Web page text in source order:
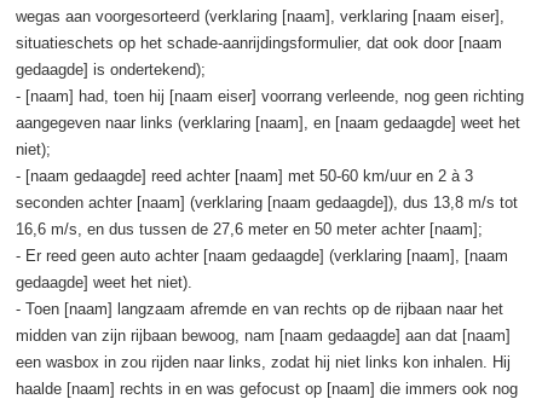
wegas aan voorgesorteerd (verklaring [naam], verklaring [naam eiser],
situatieschets op het schade-aanrijdingsformulier, dat ook door [naam
gedaagde] is ondertekend);
- [naam] had, toen hij [naam eiser] voorrang verleende, nog geen richting
aangegeven naar links (verklaring [naam], en [naam gedaagde] weet het
niet);
- [naam gedaagde] reed achter [naam] met 50-60 km/uur en 2 à 3
seconden achter [naam] (verklaring [naam gedaagde]), dus 13,8 m/s tot
16,6 m/s, en dus tussen de 27,6 meter en 50 meter achter [naam];
- Er reed geen auto achter [naam gedaagde] (verklaring [naam], [naam
gedaagde] weet het niet).
- Toen [naam] langzaam afremde en van rechts op de rijbaan naar het
midden van zijn rijbaan bewoog, nam [naam gedaagde] aan dat [naam]
een wasbox in zou rijden naar links, zodat hij niet links kon inhalen. Hij
haalde [naam] rechts in en was gefocust op [naam] die immers ook nog